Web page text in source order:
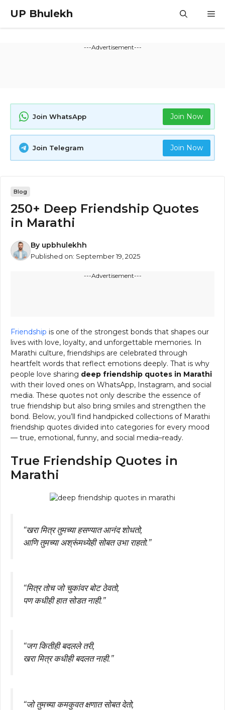
content
UP Bhulekh
---Advertisement---
Join WhatsApp Join Now
Join Telegram Join Now
Blog
250+ Deep Friendship Quotes
in Marathi
By upbhulekhh
Published on: September 19, 2025
---Advertisement---
Friendship is one of the strongest bonds that shapes our
lives with love, loyalty, and unforgettable memories. In
Marathi culture, friendships are celebrated through
heartfelt words that reflect emotions deeply. That is why
people love sharing deep friendship quotes in Marathi
with their loved ones on WhatsApp, Instagram, and social
media. These quotes not only describe the essence of
true friendship but also bring smiles and strengthen the
bond. Below, you’ll find handpicked collections of Marathi
friendship quotes divided into categories for every mood
— true, emotional, funny, and social media–ready.
True Friendship Quotes in
Marathi
“खरा मित्र तुमच्या हसण्यात आनंद शोधतो,
आणि तुमच्या अश्रूंमध्येही सोबत उभा राहतो.”
“मित्र तोच जो चुकांवर बोट ठेवतो,
पण कधीही हात सोडत नाही.”
“जग कितीही बदलले तरी,
खरा मित्र कधीही बदलत नाही.”
“जो तुमच्या कमकुवत क्षणात सोबत देतो,